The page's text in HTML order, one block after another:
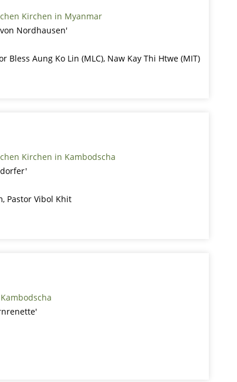
Kirchen in Myanmar
Nordhausen'
Bless Aung Ko Lin (MLC), Naw Kay Thi Htwe (MIT)
Kirchen in Kambodscha
Pastor Vibol Khit